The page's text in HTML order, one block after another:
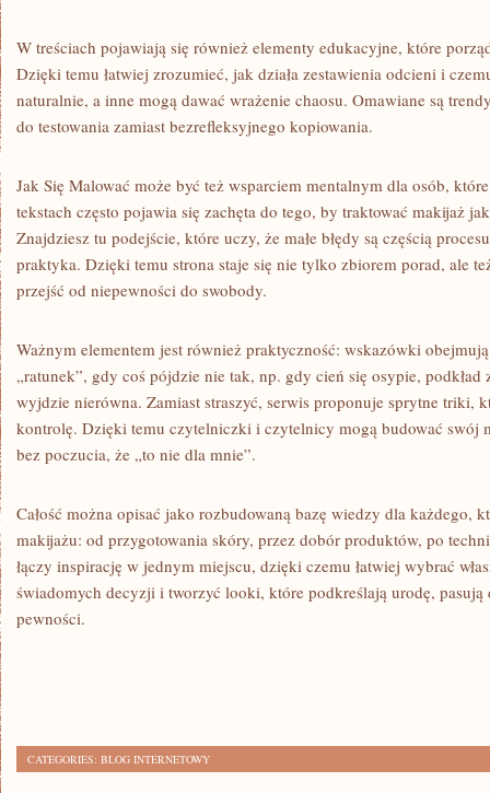
W treściach pojawiają się również elementy edukacyjne, które
Dzięki temu łatwiej zrozumieć, jak działa zestawienia odcieni i
naturalnie, a inne mogą dawać wrażenie chaosu. Omawiane są
do testowania zamiast bezrefleksyjnego kopiowania.
Jak Się Malować może być też wsparciem mentalnym dla osób,
tekstach często pojawia się zachęta do tego, by traktować makijaż
Znajdziesz tu podejście, które uczy, że małe błędy są częścią
praktyka. Dzięki temu strona staje się nie tylko zbiorem porad, ale
przejść od niepewności do swobody.
Ważnym elementem jest również praktyczność: wskazówki
„ratunek”, gdy coś pójdzie nie tak, np. gdy cień się osypie, podkład
wyjdzie nierówna. Zamiast straszyć, serwis proponuje sprytne triki,
kontrolę. Dzięki temu czytelniczki i czytelnicy mogą budować swój
bez poczucia, że „to nie dla mnie”.
Całość można opisać jako rozbudowaną bazę wiedzy dla każdego,
makijażu: od przygotowania skóry, przez dobór produktów, po
łączy inspirację w jednym miejscu, dzięki czemu łatwiej wybrać
świadomych decyzji i tworzyć looki, które podkreślają urodę,
pewności.
CATEGORIES: BLOG INTERNETOWY